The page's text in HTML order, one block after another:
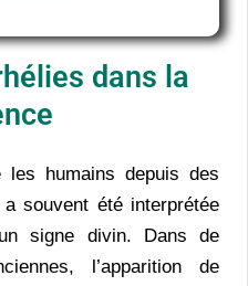
dans la
les humains depuis des
souvent été interprétée
signe divin. Dans de
l’apparition de